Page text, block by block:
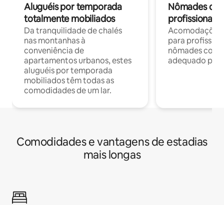
Aluguéis por temporada
totalmente mobiliados
Da tranquilidade de chalés
nas montanhas à
conveniência de
apartamentos urbanos, estes
aluguéis por temporada
mobiliados têm todas as
comodidades de um lar.
Nômades
profissionais
para
nômades com
adequado
Comodidades e vantagens de estadias
mais longas